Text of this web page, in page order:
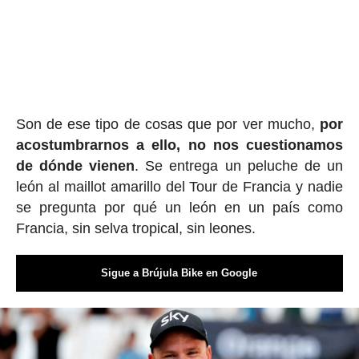
Son de ese tipo de cosas que por ver mucho, por
acostumbrarnos a ello, no nos cuestionamos
de dónde vienen. Se entrega un peluche de un
león al maillot amarillo del Tour de Francia y nadie
se pregunta por qué un león en un país como
Francia, sin selva tropical, sin leones.
Sigue a Brújula Bike en Google